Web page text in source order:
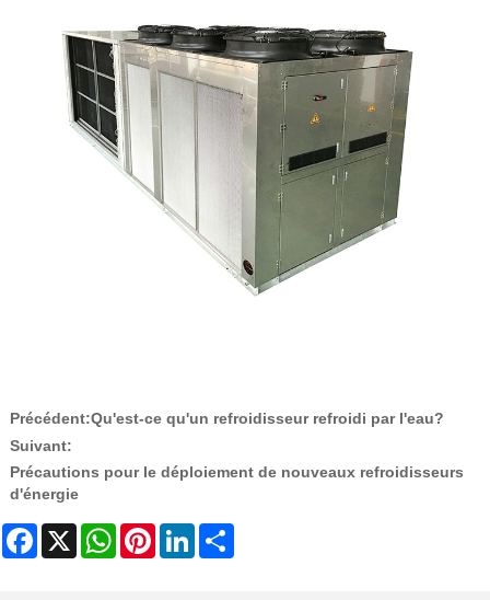
Précédent:Qu'est-ce qu'un refroidisseur refroidi par l'eau?
Suivant:
Précautions pour le déploiement de nouveaux refroidisseurs
d'énergie
Facebook WhatsAppPinterestLinkedIn